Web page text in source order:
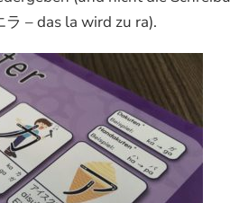
– das la wird zu ra).